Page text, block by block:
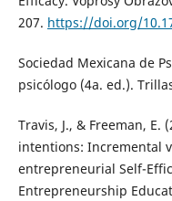
207. https://doi.org/
Sociedad Mexicana de
psicólogo (4a. ed.).
Travis, J., & Freeman,
intentions: Incremental
entrepreneurial Self-
Entrepreneurship